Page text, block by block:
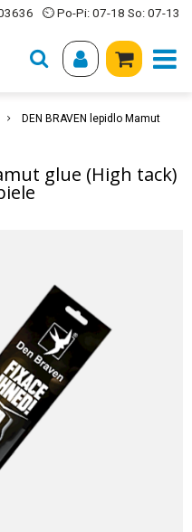
⏲ Po-Pi: 07-18 So: 07-13
DEN BRAVEN lepidlo Mamut
glue (High tack)